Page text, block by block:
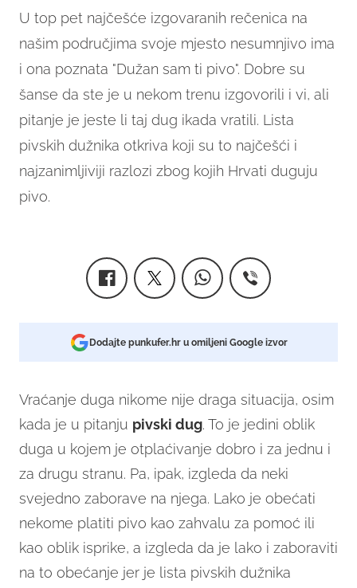
U top pet najčešće izgovaranih rečenica na
našim područjima svoje mjesto nesumnjivo ima
i ona poznata "Dužan sam ti pivo". Dobre su
šanse da ste je u nekom trenu izgovorili i vi, ali
pitanje je jeste li taj dug ikada vratili. Lista
pivskih dužnika otkriva koji su to najčešći i
najzanimljiviji razlozi zbog kojih Hrvati duguju
pivo.
Dodajte punkufer.hr u omiljeni Google izvor
Vraćanje duga nikome nije draga situacija, osim
kada je u pitanju pivski dug. To je jedini oblik
duga u kojem je otplaćivanje dobro i za jednu i
za drugu stranu. Pa, ipak, izgleda da neki
svejedno zaborave na njega. Lako je obećati
nekome platiti pivo kao zahvalu za pomoć ili
kao oblik isprike, a izgleda da je lako i zaboraviti
na to obećanje jer je lista pivskih dužnika